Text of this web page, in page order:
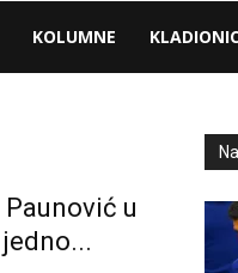
KOLUMNE
Paunović u